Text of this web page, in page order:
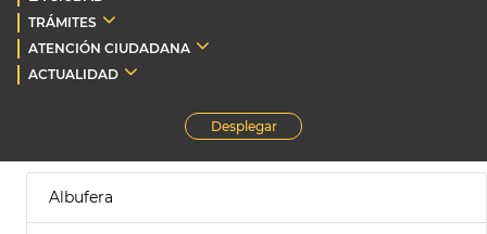
TRÁMITES
ATENCIÓN CIUDADANA
ACTUALIDAD
Desplegar
Albufera